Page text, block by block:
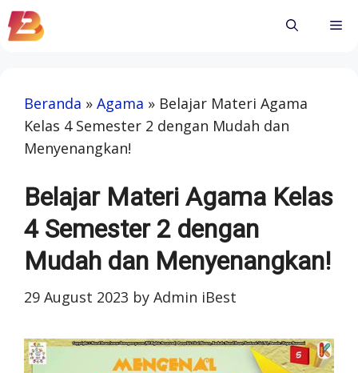
Skip
to
Beranda » Agama » Belajar Materi Agama
Kelas 4 Semester 2 dengan Mudah dan
Menyenangkan!
Belajar Materi Agama Kelas
4 Semester 2 dengan
Mudah dan Menyenangkan!
29 August 2023 by Admin iBest